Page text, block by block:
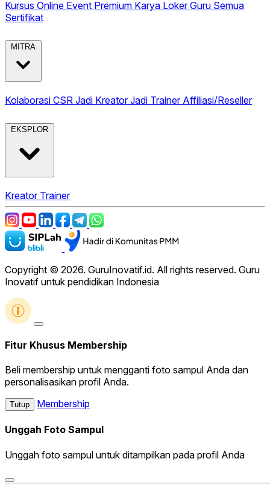
Kursus Online Event Premium Karya Loker Guru Semua
Sertifikat
MITRA
Kolaborasi CSR Jadi KreatorJadi Trainer Affiliasi/Reseller
EKSPLOR
Kreator Trainer
Copyright © 2026. GuruInovatif.id. All rights reserved. Guru
Inovatif untuk pendidikan Indonesia
Fitur Khusus Membership
Beli membership untuk mengganti foto sampul Anda dan
personalisasikan profil Anda.
Tutup Membership
Unggah Foto Sampul
Unggah foto sampul untuk ditampilkan pada profil Anda